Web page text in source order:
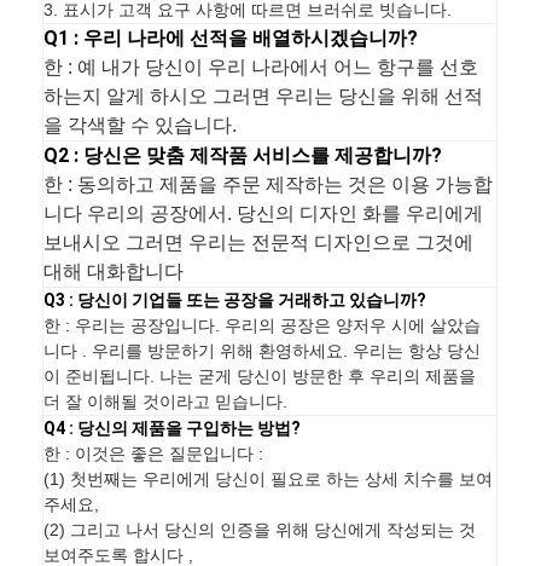
3. 표시가 고객 요구 사항에 따르면 브러쉬로 빗습니다.
Q1 : 우리 나라에 선적을 배열하시겠습니까?
한 : 예 내가 당신이 우리 나라에서 어느 항구를 선호
하는지 알게 하시오 그러면 우리는 당신을 위해 선적
을 각색할 수 있습니다.
Q2 : 당신은 맞춤 제작품 서비스를 제공합니까?
한 : 동의하고 제품을 주문 제작하는 것은 이용 가능합
니다 우리의 공장에서. 당신의 디자인 화를 우리에게
보내시오 그러면 우리는 전문적 디자인으로 그것에
대해 대화합니다
Q3 : 당신이 기업들 또는 공장을 거래하고 있습니까?
한 : 우리는 공장입니다. 우리의 공장은 양저우 시에 살았습
니다 . 우리를 방문하기 위해 환영하세요. 우리는 항상 당신
이 준비됩니다. 나는 굳게 당신이 방문한 후 우리의 제품을
더 잘 이해될 것이라고 믿습니다.
Q4 : 당신의 제품을 구입하는 방법?
한 : 이것은 좋은 질문입니다 :
(1) 첫번째는 우리에게 당신이 필요로 하는 상세 치수를 보여
주세요,
(2) 그리고 나서 당신의 인증을 위해 당신에게 작성되는 것
보여주도록 합시다 ,